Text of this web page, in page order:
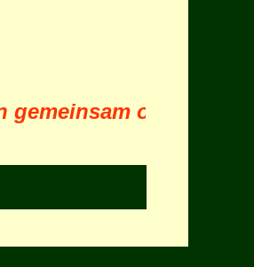
oder gar